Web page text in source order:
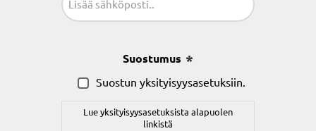
Suostumus
Suostun yksityisyysasetuksiin.
Lue yksityisyysasetuksista alapuolen
linkistä